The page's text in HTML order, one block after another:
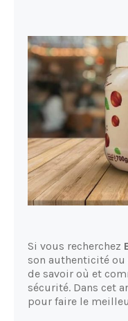
Si vous recherchez
son authenticité
de savoir où et
sécurité. Dans cet
pour faire le